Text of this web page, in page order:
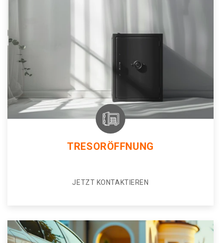
TRESORÖFFNUNG
JETZT KONTAKTIEREN